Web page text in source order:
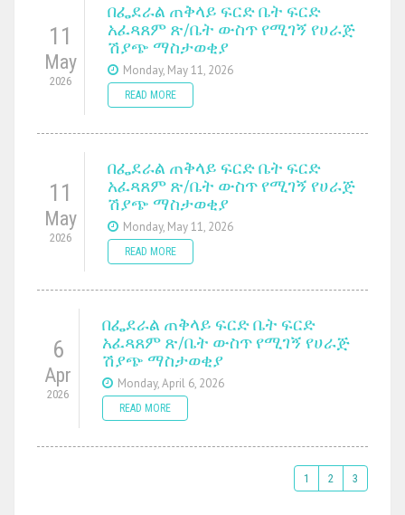
11
May
2026
በፌደራል ጠቅላይ ፍርድ ቤት ፍርድ
አፈጻጸም ጽ/ቤት ውስጥ የሚገኝ የሀራጅ
ሽያጭ ማስታወቂያ
Monday, May 11, 2026
READ MORE
11
May
2026
በፌደራል ጠቅላይ ፍርድ ቤት ፍርድ
አፈጻጸም ጽ/ቤት ውስጥ የሚገኝ የሀራጅ
ሽያጭ ማስታወቂያ
Monday, May 11, 2026
READ MORE
6
Apr
2026
በፌደራል ጠቅላይ ፍርድ ቤት ፍርድ
አፈጻጸም ጽ/ቤት ውስጥ የሚገኝ የሀራጅ
ሽያጭ ማስታወቂያ
Monday, April 6, 2026
READ MORE
1 2 3